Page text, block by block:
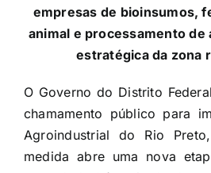
empresas de bioinsumos,
animal e processamento de
estratégica da zona
O Governo do Distrito
chamamento público para
Agroindustrial do Rio
medida abre uma nova